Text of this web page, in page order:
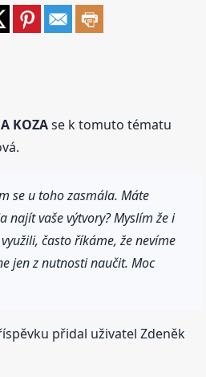
KOZAse k tomuto tématu
se u toho zasmála. Máte
najít vaše výtvory? Myslím že i
často říkáme, že nevíme
jen z nutnosti naučit. Moc
přidal uživatel Zdeněk